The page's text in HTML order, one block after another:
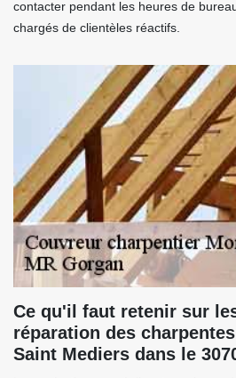
contacter pendant les heures de
chargés de clientèles réactifs.
Ce qu'il faut retenir sur
réparation des
Saint Mediers dans le